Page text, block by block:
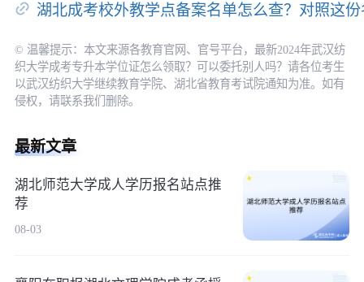
湖北成考校外教学点备案名单怎么查？对照这
© 温馨提示：本文来源各教育官网、官号平台，最新2024年武汉纺
织大学成考专升本学位证怎么领取？可以委托别人吗？请各位考生
以武汉纺织大学继续教育学院、湖北省教育考试院通知为准。如有
侵权，请联系我们删除。
最新文章
湖北师范大学成人学历报名站点推
荐
08-03